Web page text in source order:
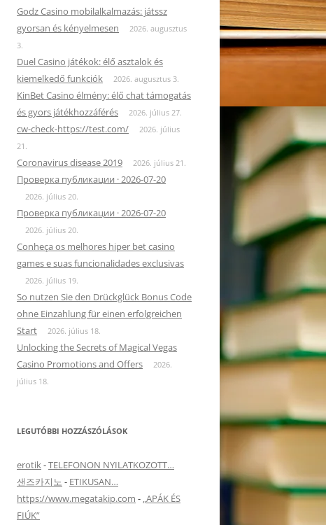
Godz Casino mobilalkalmazás: játssz
gyorsan és kényelmesen
2026. augusztus
3.
Duel Casino játékok: élő asztalok és
kiemelkedő funkciók
2026. augusztus 3.
KinBet Casino élmény: élő chat támogatás
és gyors játékhozzáférés
2026. július 27.
cw-check-https://test.com/
2026. július
21.
Coronavirus disease 2019 2026. július 21.
Проверка публикации · 2026-07-20
2026. július 20.
Проверка публикации · 2026-07-20
2026. július 20.
Conheça os melhores hiper bet casino
games e suas funcionalidades exclusivas
2026. július 19.
So nutzen Sie den Drückglück Bonus Code
ohne Einzahlung für einen erfolgreichen
Start
2026. július 18.
Unlocking the Secrets of Magical Vegas
Casino Promotions and Offers
2026.
július 18.
LEGUTÓBBI HOZZÁSZÓLÁSOK
erotik-TELEFONON NYILATKOZOTT…
샌즈카지노 - ETIKUSAN…
https://www.megatakip.com - „APÁK ÉS
FIÚK”